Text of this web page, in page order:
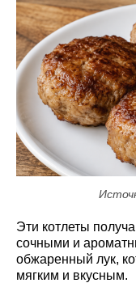
Эти котлеты
сочными и
обжаренный лук,
мягким и вкусным.